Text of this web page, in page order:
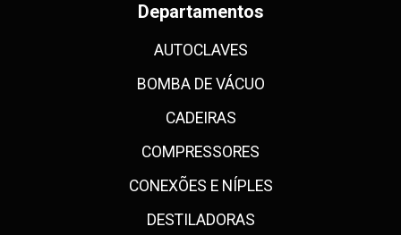
Departamentos
AUTOCLAVES
BOMBA DE VÁCUO
CADEIRAS
COMPRESSORES
CONEXÕES E NÍPLES
DESTILADORAS